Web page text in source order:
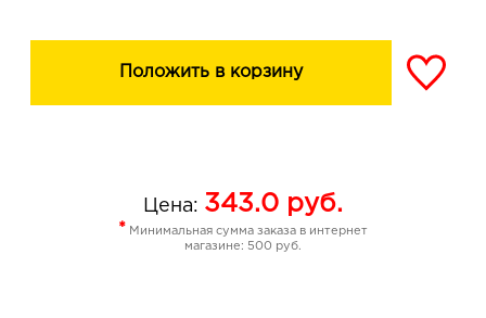
Положить в корзину
Цена: 343.0 руб.
* Минимальная сумма заказа в интернет
магазине: 500 руб.